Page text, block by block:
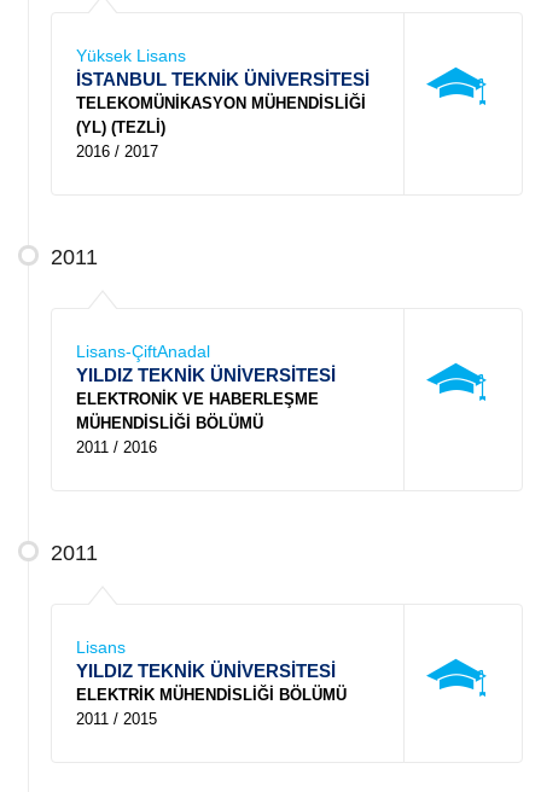
Yüksek Lisans
İSTANBUL TEKNİK ÜNİVERSİTESİ
TELEKOMÜNİKASYON MÜHENDİSLİĞİ
(YL) (TEZLİ)
2016 / 2017
2011
Lisans-ÇiftAnadal
YILDIZ TEKNİK ÜNİVERSİTESİ
ELEKTRONİK VE HABERLEŞME
MÜHENDİSLİĞİ BÖLÜMÜ
2011 / 2016
2011
Lisans
YILDIZ TEKNİK ÜNİVERSİTESİ
ELEKTRİK MÜHENDİSLİĞİ BÖLÜMÜ
2011 / 2015